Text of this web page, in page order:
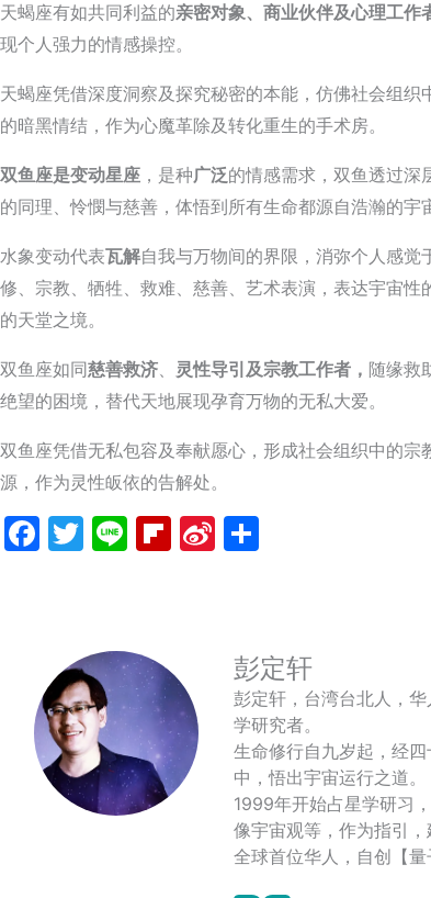
天蝎座有如共同利益的亲密对象、商业伙伴及心理工作
现个人强力的情感操控。
天蝎座凭借深度洞察及探究秘密的本能，仿佛社会组
的暗黑情结，作为心魔革除及转化重生的手术房。
双鱼座是变动星座 ，是种广泛的情感需求，双鱼透过深
的同理、怜憫与慈善，体悟到所有生命都源自浩瀚的宇
水象变动代表瓦解自我与万物间的界限，消弥个人感
修、宗教、牺牲、救难、慈善、艺术表演，表达宇宙
的天堂之境。
双鱼座如同慈善救济、 灵性导引及宗教工作者， 随缘救
绝望的困境，替代天地展现孕育万物的无私大爱。
双鱼座凭借无私包容及奉献愿心，形成社会组织中的
源，作为灵性皈依的告解处。
Facebook
Twitter
LineFlipboard
Sina
彭定轩
彭定轩，台湾台北人，
学研究者。
生命修行自九岁起，经
中，悟出宇宙运行之道。
1999年开始占星学研习
像宇宙观等，作为指引，
全球首位华人，自创【量